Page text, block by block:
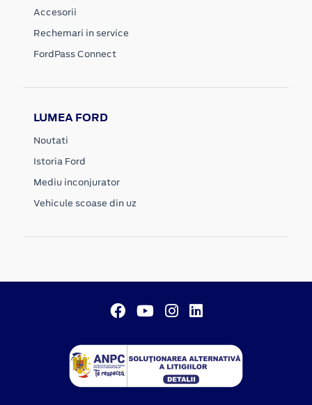
Accesorii
Rechemari in service
FordPass Connect
LUMEA FORD
Noutati
Istoria Ford
Mediu inconjurator
Vehicule scoase din uz